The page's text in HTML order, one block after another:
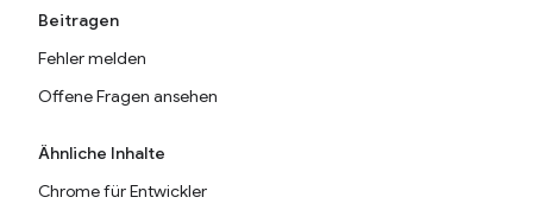
Beitragen
Fehler melden
Offene Fragen ansehen
Ähnliche Inhalte
Chrome für Entwickler